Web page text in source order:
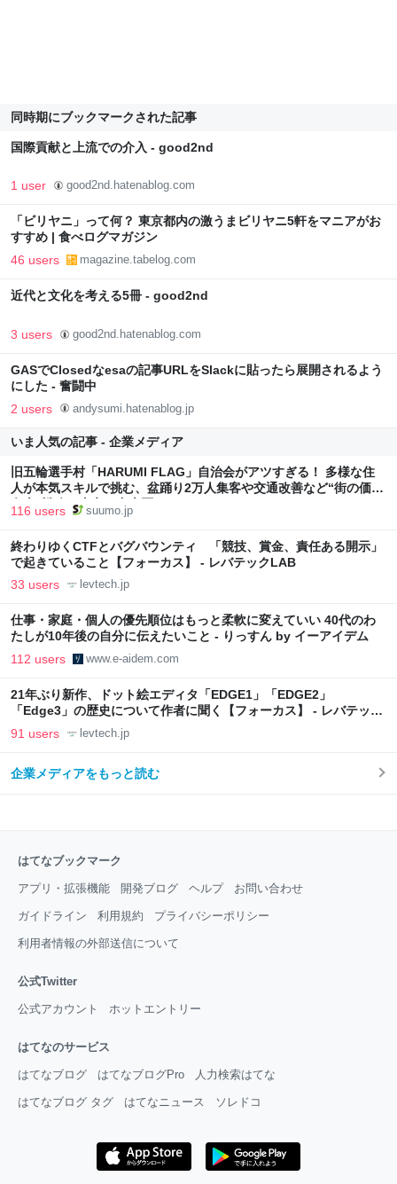
同時期にブックマークされた記事
国際貢献と上流での介入 - good2nd
1 user good2nd.hatenablog.com
「ビリヤニ」って何？ 東京都内の激うまビリヤニ5軒をマニアがお
すすめ | 食べログマガジン
46 users magazine.tabelog.com
近代と文化を考える5冊 - good2nd
3 users good2nd.hatenablog.com
GASでClosedなesaの記事URLをSlackに貼ったら展開されるよう
にした - 奮闘中
2 users andysumi.hatenablog.jp
いま人気の記事 - 企業メディア
旧五輪選手村「HARUMI FLAG」自治会がアツすぎる！ 多様な住
人が本気スキルで挑む、盆踊り2万人集客や交通改善など“街の価値
向上”戦略 東京・中央区
116 users suumo.jp
終わりゆくCTFとバグバウンティ 「競技、賞金、責任ある開示」
で起きていること【フォーカス】 - レバテックLAB
33 users levtech.jp
仕事・家庭・個人の優先順位はもっと柔軟に変えていい 40代のわ
たしが10年後の自分に伝えたいこと - りっすん by イーアイデム
112 users www.e-aidem.com
21年ぶり新作、ドット絵エディタ「EDGE1」「EDGE2」
「Edge3」の歴史について作者に聞く【フォーカス】 - レバテック
LAB
91 users levtech.jp
企業メディアをもっと読む
はてなブックマーク
アプリ・拡張機能 開発ブログ ヘルプ お問い合わせ
ガイドライン 利用規約 プライバシーポリシー
利用者情報の外部送信について
公式Twitter
公式アカウント ホットエントリー
はてなのサービス
はてなブログ はてなブログPro 人力検索はてな
はてなブログ タグ はてなニュース ソレドコ